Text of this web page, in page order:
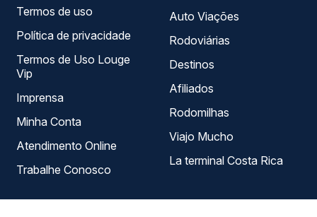
Termos de uso
Política de privacidade
Termos de Uso Louge
Vip
Imprensa
Minha Conta
Atendimento Online
Trabalhe Conosco
Auto Viações
Rodoviárias
Destinos
Afiliados
Rodomilhas
Viajo Mucho
La terminal Costa Rica